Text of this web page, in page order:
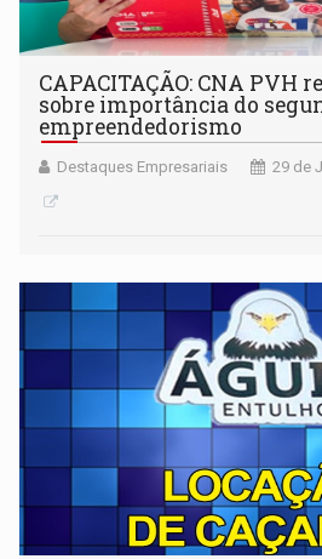
CAPACITAÇÃO: CNA PVH
sobre importância do
empreendedorismo
Destaques Empresariais 29 de